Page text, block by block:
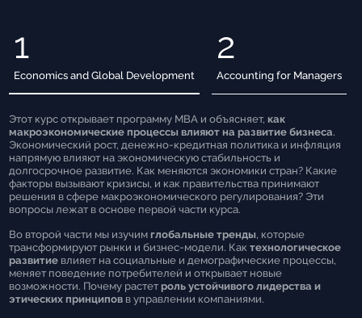
1
Economics and Global Development
2
Accounting for Managers
Этот курс открывает программу MBA и объясняет,как
макроэкономические процессы влияют на развитие бизнеса.
Экономический рост, денежно-кредитная политика и инфляция
напрямую влияют на экономическую стабильность и
долгосрочное развитие. Как меняются экономики стран? Какие
факторы вызывают кризисы, и как правительства принимают
решения в сфере макроэкономического регулирования? Эти
вопросы лежат в основе первой части курса.
Во второй части мы изучимглобальные тренды, которые
трансформируют рынки и бизнес-модели. Кактехнологическое
развитие влияет на социальные и демографические процессы,
меняет поведение потребителей и открывает новые
возможности. Почему растетроль устойчивого лидерства и
этических принципов в управлении компаниями.